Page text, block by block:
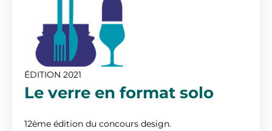
ÉDITION 2021
Le verre en format solo
12ème édition du concours design.